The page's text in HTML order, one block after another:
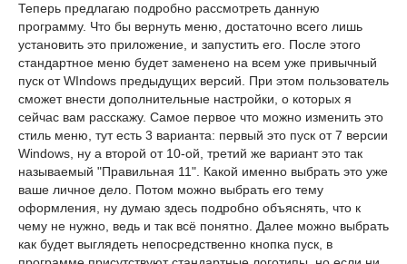
Теперь предлагаю подробно рассмотреть данную
программу. Что бы вернуть меню, достаточно всего лишь
установить это приложение, и запустить его. После этого
стандартное меню будет заменено на всем уже привычный
пуск от WIndows предыдущих версий. При этом пользователь
сможет внести дополнительные настройки, о которых я
сейчас вам расскажу. Самое первое что можно изменить это
стиль меню, тут есть 3 варианта: первый это пуск от 7 версии
Windows, ну а второй от 10-ой, третий же вариант это так
называемый "Правильная 11". Какой именно выбрать это уже
ваше личное дело. Потом можно выбрать его тему
оформления, ну думаю здесь подробно объяснять, что к
чему не нужно, ведь и так всё понятно. Далее можно выбрать
как будет выглядеть непосредственно кнопка пуск, в